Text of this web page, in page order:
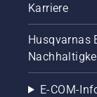
Karriere
Husqvarnas
E-COM-